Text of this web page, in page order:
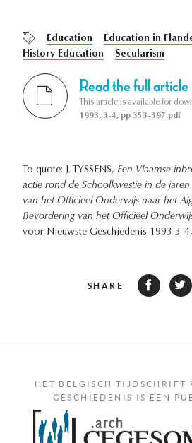
Education
Education in
History Education
Secularism
Read the full article
This article is available for
1993, 3-4, pp 353-397.pdf
To quote: J. TYSSENS, Een Vlaamse
actie rond de Schoolkwestie in de
van het Officieel Onderwijs naar het
Bevordering van het Officieel
voor Nieuwste Geschiedenis 1993 3-
SHARE
HET BELGISCH TIJDSCHRIFT
GESCHIEDENIS IS EEN